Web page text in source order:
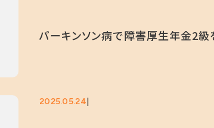
パーキンソン病で障害厚生年金2級
2025.05.24